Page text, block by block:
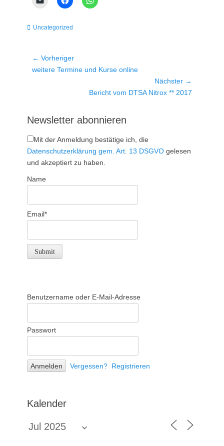
Kategorien
Uncategorized
Beitragsnavigation
← Vorheriger
Vorheriger
weitere Termine und Kurse online
Nächster →
Bericht vom DTSA Nitrox ** 2017
Newsletter abonnieren
Mit der Anmeldung bestätige ich, die
Datenschutzerklärung gem. Art. 13 DSGVO gelesen
und akzeptiert zu haben.
Name
Email*
Benutzername oder E-Mail-Adresse
Passwort
Vergessen? Registrieren
Kalender